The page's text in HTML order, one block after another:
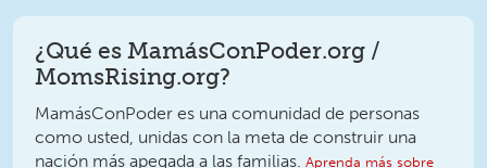
¿Qué es MamásConPoder.org /
MomsRising.org?
MamásConPoder es una comunidad de personas
como usted, unidas con la meta de construir una
nación más apegada a las familias. Aprenda más sobre